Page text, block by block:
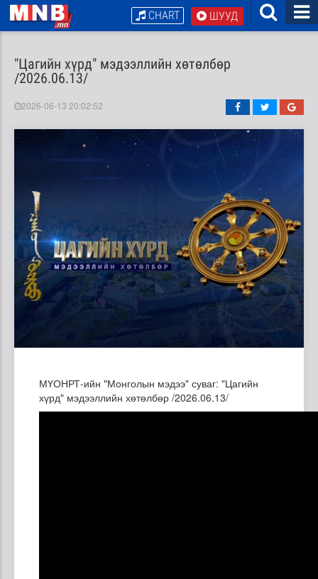
ШУУД
CHART
"Цагийн хүрд" мэдээллийн хөтөлбөр
/2026.06.13/
2026-06-13 20:02:52
МҮОНРТ-ийн "Монголын мэдээ" суваг: "Цагийн
хүрд" мэдээллийн хөтөлбөр /2026.06.13/